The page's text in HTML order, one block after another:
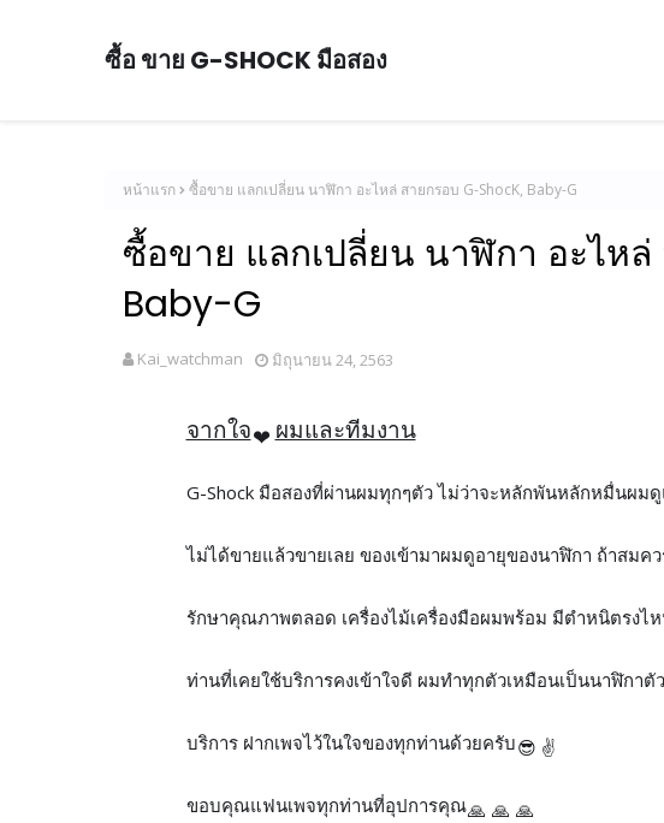
ซื้อ ขาย G-SHOCK มือสอง
หน้าแรก ซื้อขาย แลกเปลี่ยน นาฬิกา อะไหล่ สายกรอบ G-ShocK, Baby-G
ซื้อขาย แลกเปลี่ยน นาฬิกา อะไห
Baby-G
Kai_watchman มิถุนายน 24, 2563
จากใจ❤ ผมและทีมงาน
G-Shock มือสองที่ผ่านผมทุกๆตัว ไม่ว่าจะหลักพันหลักหมื่นผม
ไม่ได้ขายแล้วขายเลย ของเข้ามาผมดูอายุของนาฬิกา ถ้าสมค
รักษาคุณภาพตลอด เครื่องไม้เครื่องมือผมพร้อม มีตำหนิตรงไ
ท่านที่เคยใช้บริการคงเข้าใจดี ผมทำทุกตัวเหมือนเป็นนาฬิกา
บริการ ฝากเพจไว้ในใจของทุกท่านด้วยครับ😎 ✌
ขอบคุณแฟนเพจทุกท่านที่อุปการคุณ🙏 🙏 🙏